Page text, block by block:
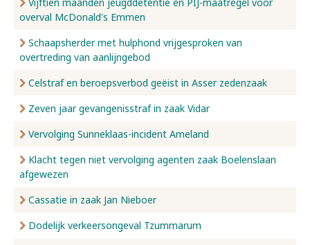
overval McDonald's Emmen
Schaapsherder met hulphond vrijgesproken van
overtreding van aanlijngebod
Celstraf en beroepsverbod geëist in Asser zedenzaak
Zeven jaar gevangenisstraf in zaak Vidar
Vervolging Sunneklaas-incident Ameland
Klacht tegen niet vervolging agenten zaak Boelenslaan
afgewezen
Cassatie in zaak Jan Nieboer
Dodelijk verkeersongeval Tzummarum